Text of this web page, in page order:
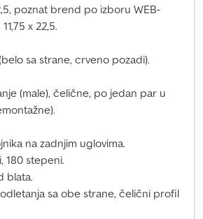
poznat brend po izboru WEB-
x 22,5.
sa strane, crveno pozadi).
(male), čelične, po jedan par u
na zadnjim uglovima.
180 stepeni.
blata.
sa obe strane, čelični profil